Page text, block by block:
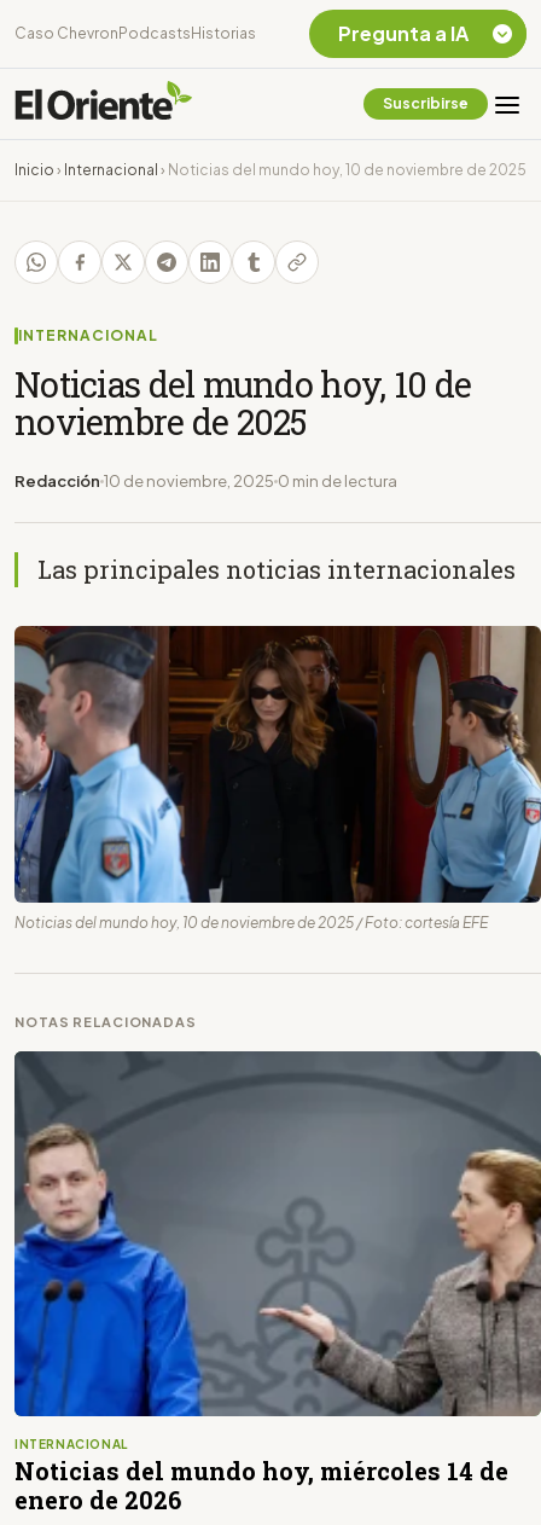
Caso Chevron Podcasts Historias
Suscribirse
Inicio › Internacional › Noticias del mundo hoy, 10 de noviembre de 2025
INTERNACIONAL
Noticias del mundo hoy, 10 de
noviembre de 2025
Redacción 10 de noviembre, 2025 0 min de lectura
Las principales noticias internacionales
Noticias del mundo hoy, 10 de noviembre de 2025 / Foto: cortesía EFE
NOTAS RELACIONADAS
INTERNACIONAL
Noticias del mundo hoy, miércoles 14 de
enero de 2026
Pregunta a IA
Chevron Ecuador